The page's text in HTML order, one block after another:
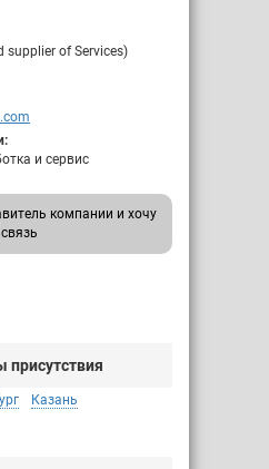
supplier of Services)
и сервис
компании и хочу
присутствия
Казань